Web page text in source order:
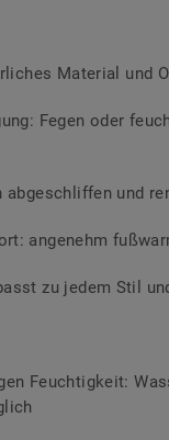
Material und
Fegen oder
abgeschliffen und
angenehm
zu jedem Stil
Feuchtigkeit: